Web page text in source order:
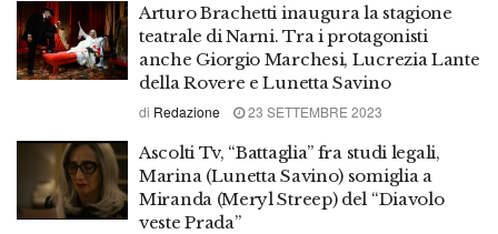
Arturo Brachetti inaugura la stagione
teatrale di Narni. Tra i protagonisti
anche Giorgio Marchesi, Lucrezia Lante
della Rovere e Lunetta Savino
di Redazione 23 SETTEMBRE 2023
Ascolti Tv, “Battaglia” fra studi legali,
Marina (Lunetta Savino) somiglia a
Miranda (Meryl Streep) del “Diavolo
veste Prada”